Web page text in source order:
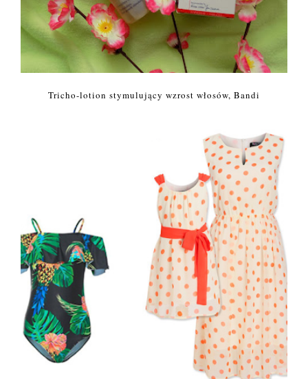
Tricho-lotion stymulujący wzrost włosów, Bandi